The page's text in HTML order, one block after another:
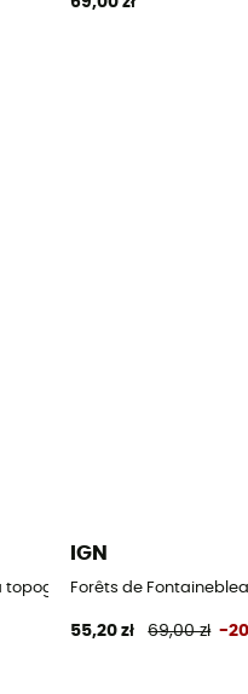
topograficzna
IGN
Forêts de
55,20 zł 69,00 zł -